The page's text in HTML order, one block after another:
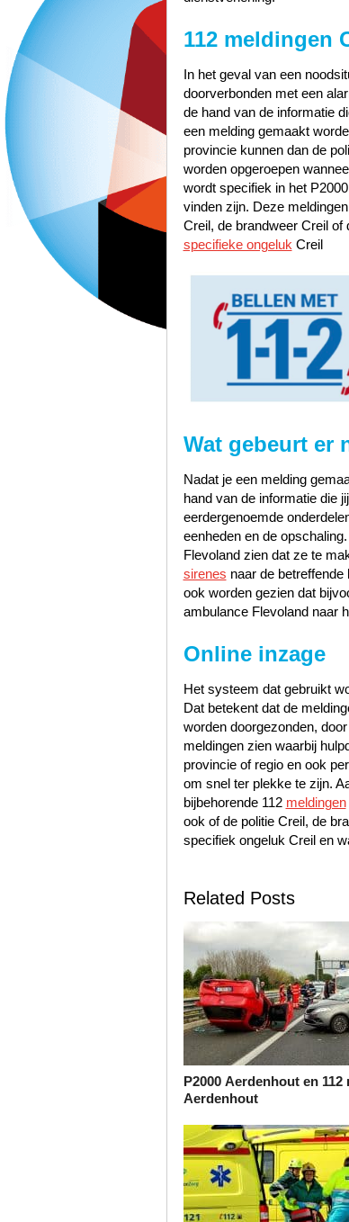
112 meldingen
In het geval van een
doorverbonden met een
de hand van de informatie
een melding gemaakt
provincie kunnen dan de
worden opgeroepen
wordt specifiek in het
vinden zijn. Deze
Creil, de brandweer Creil of
specifieke ongeluk Creil
Wat gebeurt er
Nadat je een melding
hand van de informatie die
eerdergenoemde
eenheden en de
Flevoland zien dat ze te
sirenes naar de
ook worden gezien dat
ambulance Flevoland naar
Online inzage
Het systeem dat gebruikt
Dat betekent dat de
worden doorgezonden,
meldingen zien waarbij
provincie of regio en ook
om snel ter plekke te zijn.
bijbehorende 112 meldingen
ook of de politie Creil, de
specifiek ongeluk Creil en
Related Posts
P2000 Aerdenhout en 112
Aerdenhout